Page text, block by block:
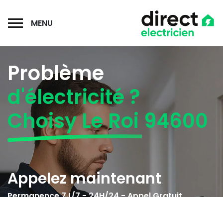
MENU
Problème
d'électricité ?
Choisy Le Roi 94600
Appelez maintenant